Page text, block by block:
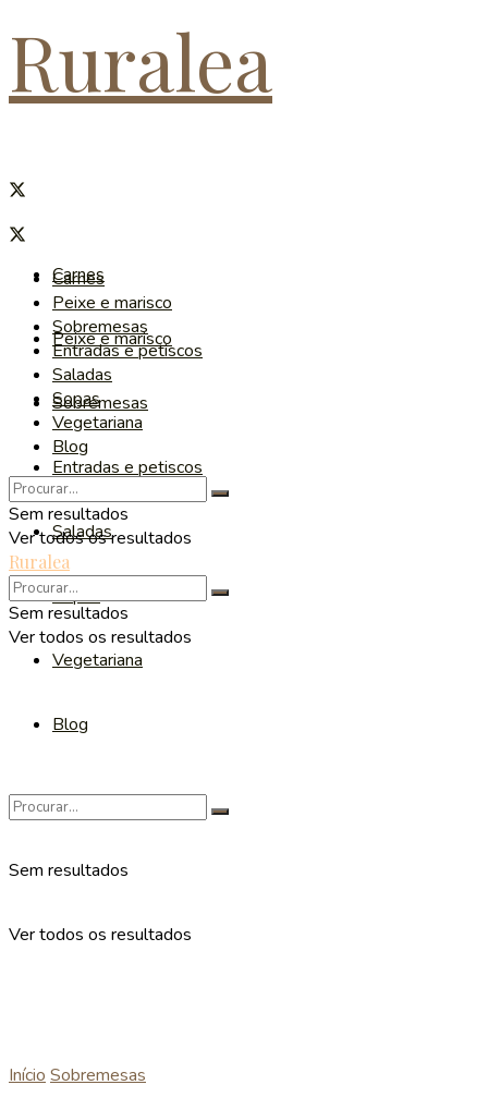
Ruralea
Carnes
Peixe e marisco
Sobremesas
Entradas e petiscos
Saladas
Sopas
Vegetariana
Blog
Sem resultados
Ver todos os resultados
Carnes
Peixe e marisco
Sobremesas
Entradas e petiscos
Saladas
Sopas
Vegetariana
Blog
Sem resultados
Ver todos os resultados
Ruralea
Sem resultados
Ver todos os resultados
Início Sobremesas